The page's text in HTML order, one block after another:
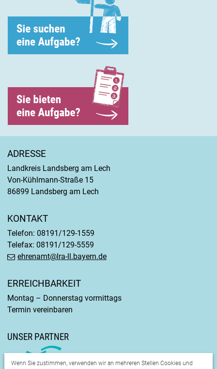
ADRESSE
Landkreis Landsberg am Lech
Von-Kühlmann-Straße 15
86899 Landsberg am Lech
KONTAKT
Telefon: 08191/129-1559
Telefax: 08191/129-5559
ehrenamt@lra-ll.bayern.de
ERREICHBARKEIT
Montag – Donnerstag vormittags
Termin vereinbaren
UNSER PARTNER
Wenn Sie zustimmen, verwenden wir an mehreren Stellen Cookies und